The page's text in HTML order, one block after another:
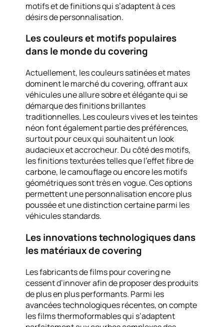
motifs et de finitions qui s’adaptent à ces
désirs de personnalisation.
Les couleurs et motifs populaires
dans le monde du covering
Actuellement, les couleurs satinées et mates
dominent le marché du covering, offrant aux
véhicules une allure sobre et élégante qui se
démarque des finitions brillantes
traditionnelles. Les couleurs vives et les teintes
néon font également partie des préférences,
surtout pour ceux qui souhaitent un look
audacieux et accrocheur. Du côté des motifs,
les finitions texturées telles que l’effet fibre de
carbone, le camouflage ou encore les motifs
géométriques sont très en vogue. Ces options
permettent une personnalisation encore plus
poussée et une distinction certaine parmi les
véhicules standards.
Les innovations technologiques dans
les matériaux de covering
Les fabricants de films pour covering ne
cessent d’innover afin de proposer des produits
de plus en plus performants. Parmi les
avancées technologiques récentes, on compte
les films thermoformables qui s’adaptent